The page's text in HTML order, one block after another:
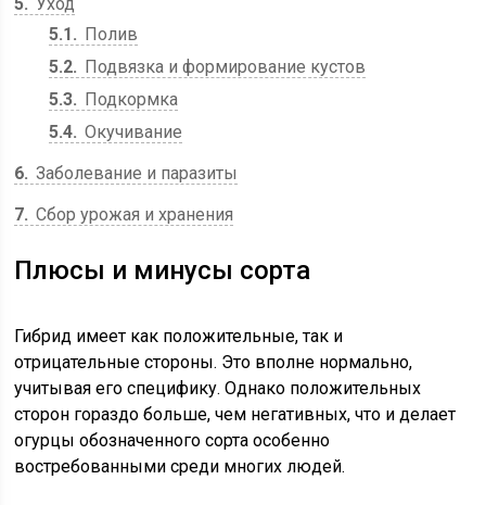
5.1
Полив
5.2
Подвязка и формирование кустов
5.3
Подкормка
5.4 Окучивание
6 Заболевание и паразиты
7 Сбор урожая и хранения
Плюсы и минусы сорта
Гибрид имеет как положительные, так и
отрицательные стороны. Это вполне нормально,
учитывая его специфику. Однако положительных
сторон гораздо больше, чем негативных, что и делает
огурцы обозначенного сорта особенно
востребованными среди многих людей.